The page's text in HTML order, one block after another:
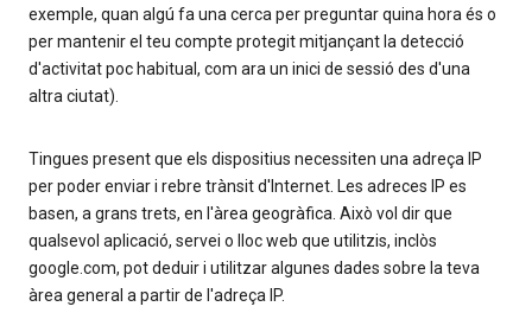
exemple, quan algú fa una cerca per preguntar quina hora és o
per mantenir el teu compte protegit mitjançant la detecció
d'activitat poc habitual, com ara un inici de sessió des d'una
altra ciutat).
Tingues present que els dispositius necessiten una adreça IP
per poder enviar i rebre trànsit d'Internet. Les adreces IP es
basen, a grans trets, en l'àrea geogràfica. Això vol dir que
qualsevol aplicació, servei o lloc web que utilitzis, inclòs
google.com, pot deduir i utilitzar algunes dades sobre la teva
àrea general a partir de l'adreça IP.